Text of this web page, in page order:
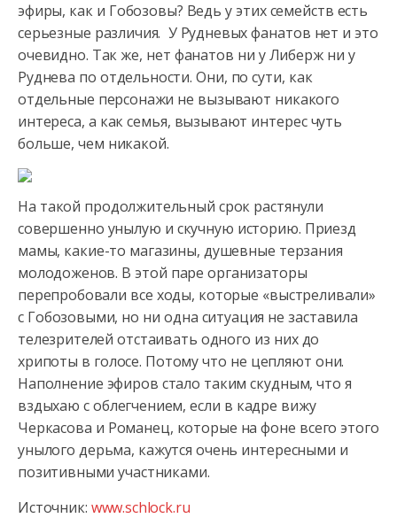
эфиры, как и Гобозовы? Ведь у этих семейств есть
серьезные различия. У Рудневых фанатов нет и это
очевидно. Так же, нет фанатов ни у Либерж ни у
Руднева по отдельности. Они, по сути, как
отдельные персонажи не вызывают никакого
интереса, а как семья, вызывают интерес чуть
больше, чем никакой.
На такой продолжительный срок растянули
совершенно унылую и скучную историю. Приезд
мамы, какие-то магазины, душевные терзания
молодоженов. В этой паре организаторы
перепробовали все ходы, которые «выстреливали»
с Гобозовыми, но ни одна ситуация не заставила
телезрителей отстаивать одного из них до
хрипоты в голосе. Потому что не цепляют они.
Наполнение эфиров стало таким скудным, что я
вздыхаю с облегчением, если в кадре вижу
Черкасова и Романец, которые на фоне всего этого
унылого дерьма, кажутся очень интересными и
позитивными участниками.
Источник: www.schlock.ru